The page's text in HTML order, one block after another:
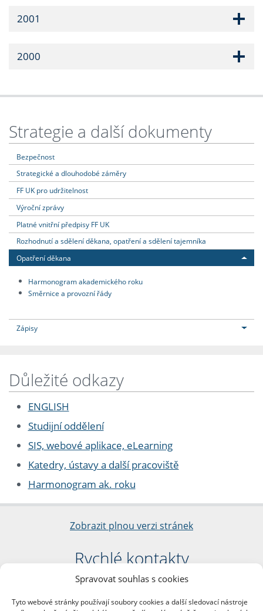
Spravovat souhlas s cookies
Tyto webové stránky používají soubory cookies a další sledovací nástroje
2001
2000
Strategie a další dokumenty
Bezpečnost
Strategické a dlouhodobé záměry
FF UK pro udržitelnost
Výroční zprávy
Platné vnitřní předpisy FF UK
Rozhodnutí a sdělení děkana, opatření a sdělení tajemníka
Opatření děkana
Harmonogram akademického roku
Směrnice a provozní řády
Zápisy
Důležité odkazy
ENGLISH
Studijní oddělení
SIS, webové aplikace, eLearning
Katedry, ústavy a další pracoviště
Harmonogram ak. roku
Zobrazit plnou verzi stránek
Rychlé kontakty
Filozofická fakulta
nám. Jana Palacha 1/2